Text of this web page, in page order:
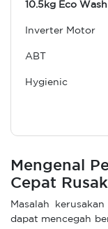
10.5kg Eco
Inverter Motor
ABT
Hygienic
Mengenal
Cepat Rusak
Masalah
dapat mencegah